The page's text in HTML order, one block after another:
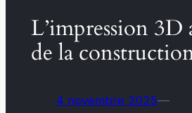
L’impression 3D
de la
4 novembre 2025—